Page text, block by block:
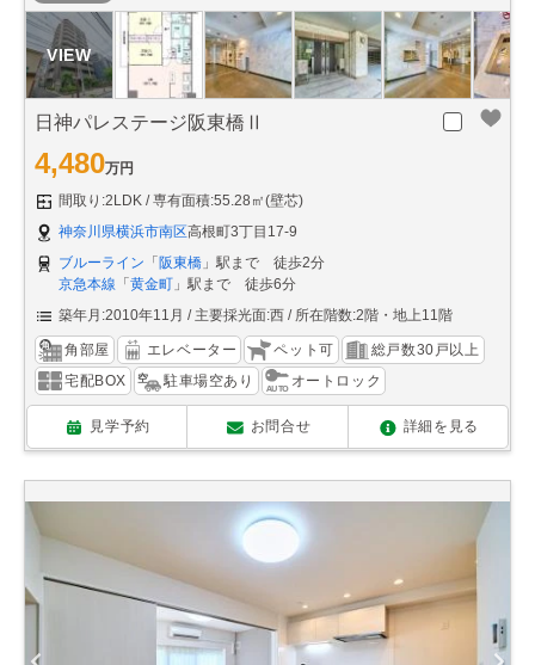
日神パレステージ阪東橋Ⅱ
4,480万円
間取り:2LDK
専有面積:55.28㎡(壁芯)
神奈川県横浜市南区高根町3丁目17-9
ブルーライン 「 阪東橋 」駅まで 徒歩2分
京急本線 「 黄金町 」駅まで 徒歩6分
築年月:2010年11月
主要採光面:西 所在階数:2階・地上11階
角部屋 エレベーター ペット可
総戸数30戸以上
宅配BOX
駐車場空あり オートロック
見学予約 お問合せ 詳細を見る